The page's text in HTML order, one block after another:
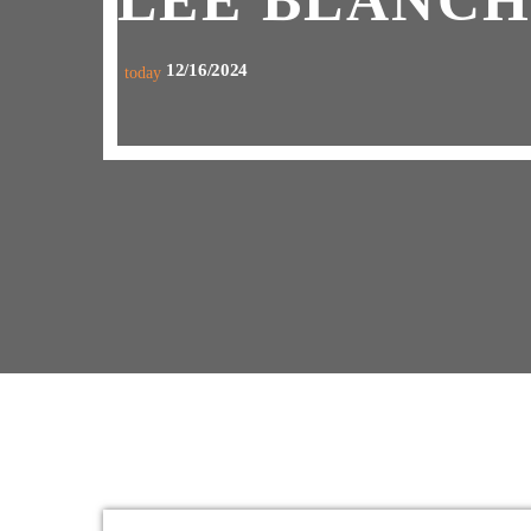
today 12/16/2024